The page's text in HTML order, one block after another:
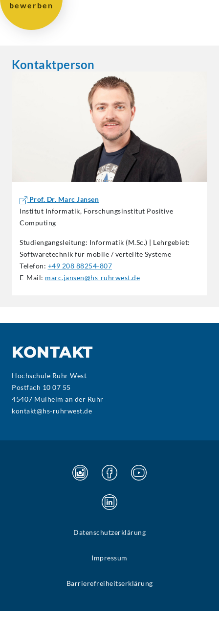
bewerben
Kontaktperson
Prof. Dr. Marc Jansen
Institut Informatik, Forschungsinstitut Positive
Computing
Studiengangsleitung: Informatik (M.Sc.) | Lehrgebiet:
Softwaretechnik für mobile / verteilte Systeme
Telefon: +49 208 88254-807
E-Mail: marc.jansen@hs-ruhrwest.de
KONTAKT
Hochschule Ruhr West
Postfach 10 07 55
45407 Mülheim an der Ruhr
kontakt@hs-ruhrwest.de
Datenschutzerklärung
Impressum
Barrierefreiheitserklärung